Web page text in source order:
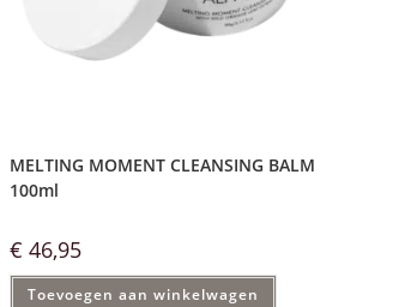
MELTING MOMENT CLEANSING BALM
100ml
€ 46,95
Toevoegen aan winkelwagen